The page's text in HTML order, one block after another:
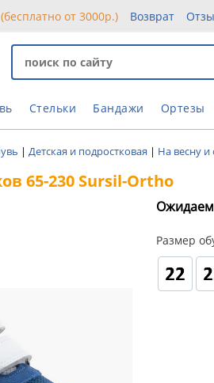
(бесплатно от 3000р.) Возврат
Стельки Бандажи Ортезы
| Детская и подростковая | На весну и
65-230 Sursil-Ortho
Ожидаем
Размер